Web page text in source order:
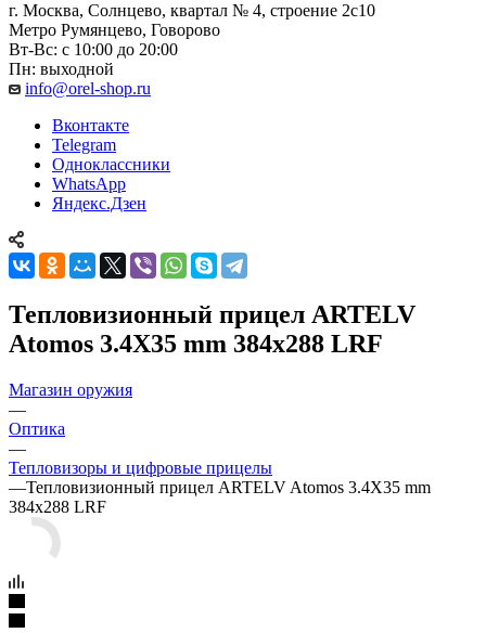
г. Москва, Солнцево, квартал № 4, строение 2с10
Метро Румянцево, Говорово
Вт-Вс: с 10:00 до 20:00
Пн: выходной
info@orel-shop.ru
Вконтакте
Telegram
Одноклассники
WhatsApp
Яндекс.Дзен
Тепловизионный прицел ARTELV
Atomos 3.4X35 mm 384x288 LRF
Магазин оружия
—
Оптика
—
Тепловизоры и цифровые прицелы
—Тепловизионный прицел ARTELV Atomos 3.4X35 mm
384x288 LRF